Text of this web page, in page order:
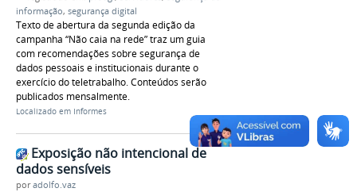
informação, segurança digital
Texto de abertura da segunda edição da
campanha “Não caia na rede” traz um guia
com recomendações sobre segurança de
dados pessoais e institucionais durante o
exercício do teletrabalho. Conteúdos serão
publicados mensalmente.
Localizado em Informes
Exposição não intencional de
dados sensíveis
poradolfo.vaz